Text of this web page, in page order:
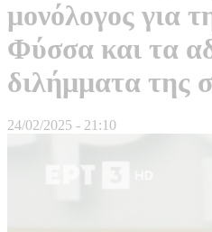
μονόλογος για
Φύσσα και τα
διλήμματα της
24/02/2025 - 21:10